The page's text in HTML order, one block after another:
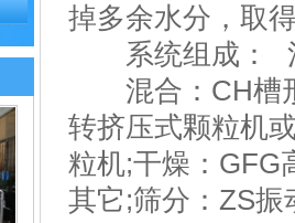
掉多余水分，取
系统组成： 混
混合：CH槽形
转挤压式颗粒机
粒机;干燥：GFG
其它;筛分：ZS振